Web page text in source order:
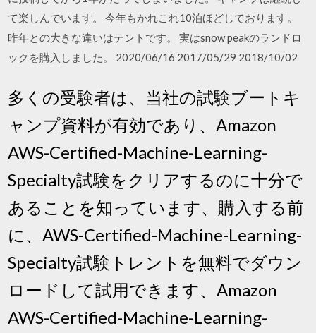
て楽しんでいます。 今年もかれこれ10泊ほどしております。
昨年との大きな違いはテントです。 実はsnow peakのランドロ
ックを購入しました。 2020/06/16 2017/05/29 2018/10/02
多くの受験者は、当社の試験ブートキ
ャンプ資料が有効であり、Amazon
AWS-Certified-Machine-Learning-
Specialty試験をクリアするのに十分で
あることを知っています、購入する前
に、AWS-Certified-Machine-Learning-
Specialty試験トレントを無料でダウン
ロードして試用できます、Amazon
AWS-Certified-Machine-Learning-